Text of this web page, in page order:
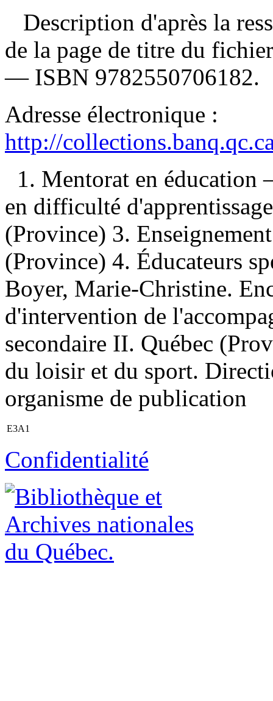
Description d'après la
de la page de titre du
— ISBN 9782550706182.
Adresse électronique :
http://
1. Mentorat en
en difficulté
(Province) 3.
(Province) 4. Éducateurs
Boyer, Marie-Christine.
d'intervention de
secondaire II. Québec
du loisir et du sport.
organisme de publication
E3A1
Confidentialité